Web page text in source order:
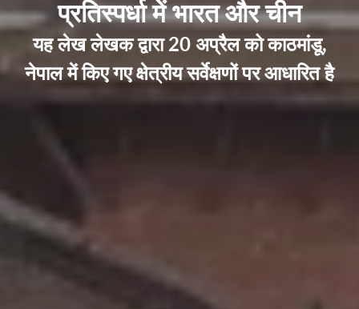
प्रतिस्पर्धा में भारत और चीन
यह लेख लेखक द्वारा 20 अप्रैल को काठमांडू,
नेपाल में किए गए क्षेत्रीय सर्वेक्षणों पर आधारित है